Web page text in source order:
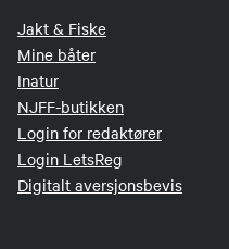
Jakt & Fiske
Mine båter
Inatur
NJFF-butikken
Login for redaktører
Login LetsReg
Digitalt aversjonsbevis